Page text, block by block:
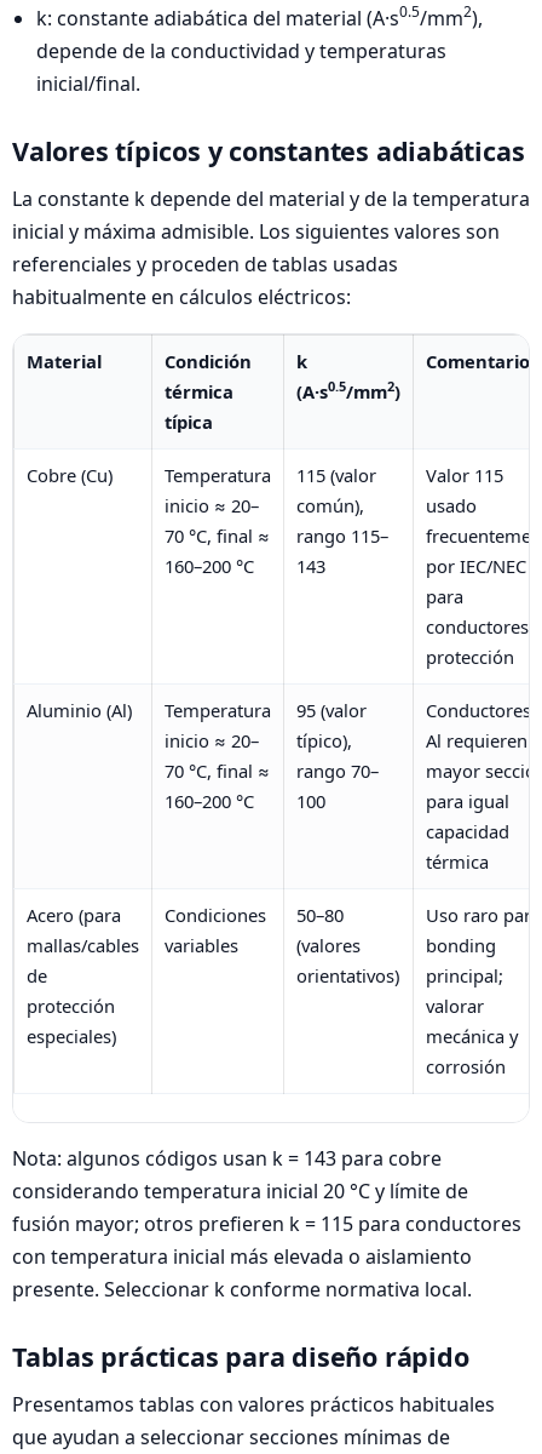
k: constante adiabática del material (A·s0.5/mm2),
depende de la conductividad y temperaturas
inicial/final.
Valores típicos y constantes adiabáticas
La constante k depende del material y de la temperatura
inicial y máxima admisible. Los siguientes valores son
referenciales y proceden de tablas usadas
habitualmente en cálculos eléctricos:
Material
Condición
térmica
típica
k
(A·s0.5/mm2)
Comentario
Cobre (Cu)
Temperatura
inicio ≈ 20–
70 °C, final ≈
160–200 °C
115 (valor
común),
rango 115–
143
Valor 115
usado
por IEC/NEC
para
conductores
protección
Aluminio (Al)
Temperatura
inicio ≈ 20–
70 °C, final ≈
160–200 °C
95 (valor
típico),
rango 70–
100
Conductores
Al requieren
mayor
para igual
capacidad
térmica
Acero (para
mallas/cables
de
protección
especiales)
Condiciones
variables
50–80
(valores
orientativos)
Uso raro para
bonding
principal;
valorar
mecánica y
corrosión
Nota: algunos códigos usan k = 143 para cobre
considerando temperatura inicial 20 °C y límite de
fusión mayor; otros prefieren k = 115 para conductores
con temperatura inicial más elevada o aislamiento
presente. Seleccionar k conforme normativa local.
Tablas prácticas para diseño rápido
Presentamos tablas con valores prácticos habituales
que ayudan a seleccionar secciones mínimas de